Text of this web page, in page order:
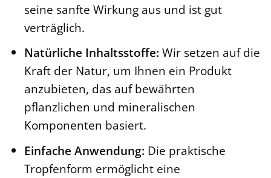
seine sanfte Wirkung aus und ist gut
verträglich.
Natürliche Inhaltsstoffe: Wir setzen auf die
Kraft der Natur, um Ihnen ein Produkt
anzubieten, das auf bewährten
pflanzlichen und mineralischen
Komponenten basiert.
Einfache Anwendung: Die praktische
Tropfenform ermöglicht eine